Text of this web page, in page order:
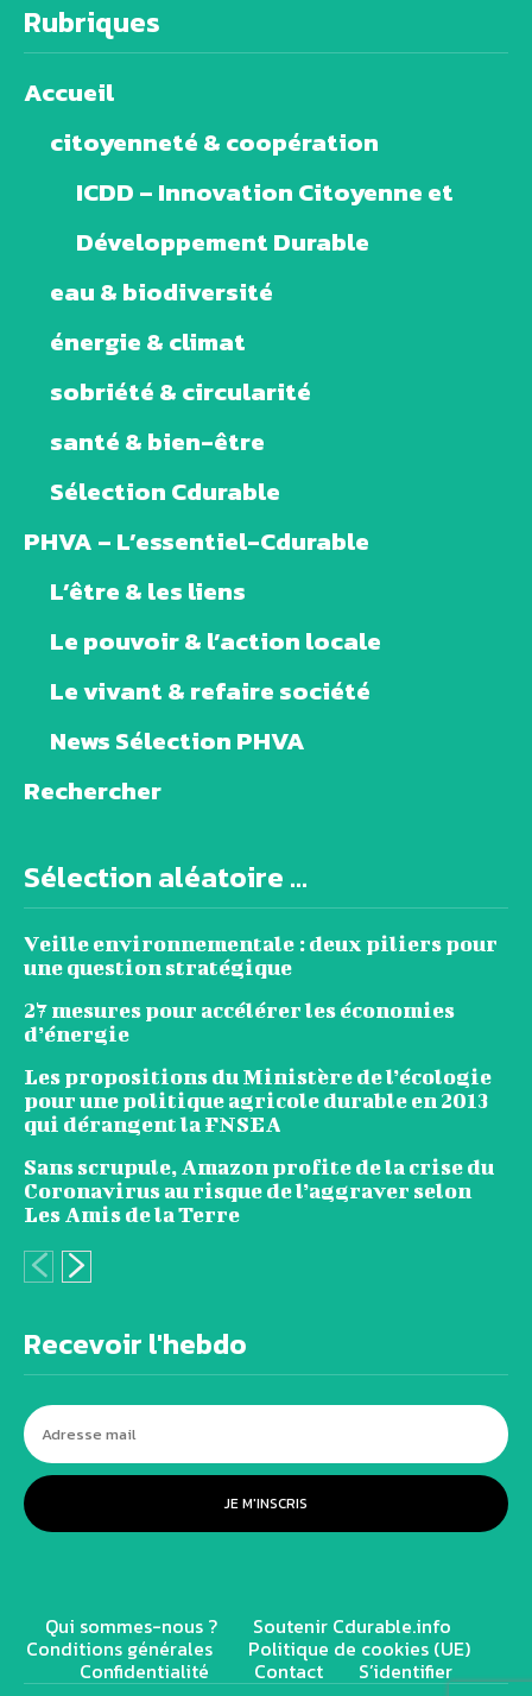
Rubriques
Accueil
citoyenneté & coopération
ICDD – Innovation Citoyenne et
Développement Durable
eau & biodiversité
énergie & climat
sobriété & circularité
santé & bien-être
Sélection Cdurable
PHVA – L’essentiel-Cdurable
L’être & les liens
Le pouvoir & l’action locale
Le vivant & refaire société
News Sélection PHVA
Rechercher
Sélection aléatoire ...
Veille environnementale : deux piliers pour
une question stratégique
27 mesures pour accélérer les économies
d’énergie
Les propositions du Ministère de l’écologie
pour une politique agricole durable en 2013
qui dérangent la FNSEA
Sans scrupule, Amazon profite de la crise du
Coronavirus au risque de l’aggraver selon
Les Amis de la Terre
Recevoir l'hebdo
JE M'INSCRIS
Qui sommes-nous ? Soutenir Cdurable.info
Conditions générales Politique de cookies (UE)
Confidentialité Contact S’identifier